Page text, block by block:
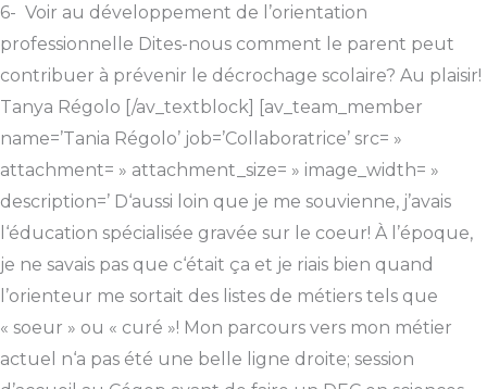
6- Voir au développement de l’orientation
professionnelle Dites-nous comment le parent peut
contribuer à prévenir le décrochage scolaire? Au plaisir!
Tanya Régolo [/av_textblock] [av_team_member
name=’Tania Régolo’ job=’Collaboratrice’ src= »
attachment= » attachment_size= » image_width= »
description=’ D‘aussi loin que je me souvienne, j’avais
l‘éducation spécialisée gravée sur le coeur! À l’époque,
je ne savais pas que c‘était ça et je riais bien quand
l’orienteur me sortait des listes de métiers tels que
« soeur » ou « curé »! Mon parcours vers mon métier
actuel n‘a pas été une belle ligne droite; session